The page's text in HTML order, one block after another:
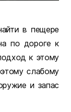
в пещере
по дороге к
к этому
слабому
и запас